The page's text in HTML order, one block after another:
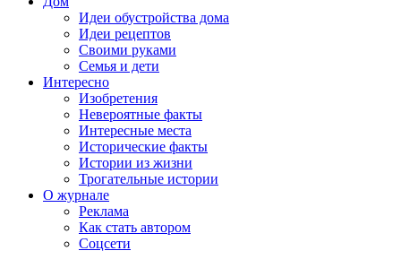
Идеи обустройства дома
Идеи рецептов
Своими руками
Семья и дети
Интересно
Изобретения
Невероятные факты
Интересные места
Исторические факты
Истории из жизни
Трогательные истории
О журнале
Реклама
Как стать автором
Соцсети